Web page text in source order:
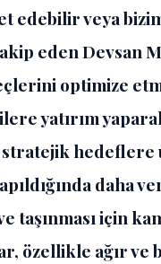
edebilir veya
eden Devsan
optimize
yatırım
hedeflere
daha
taşınması için
özellikle ağır